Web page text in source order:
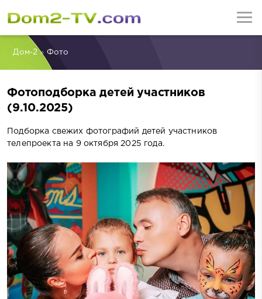
Дом-2» Фото
Фотоподборка детей участников
(9.10.2025)
Подборка свежих фотографий детей участников
телепроекта на 9 октября 2025 года.